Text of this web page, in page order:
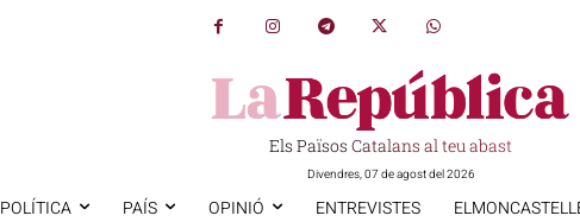
Els Països Catalans al teu abast
Divendres, 07 de agost del 2026
POLÍTICA PAÍS OPINIÓ ENTREVISTES